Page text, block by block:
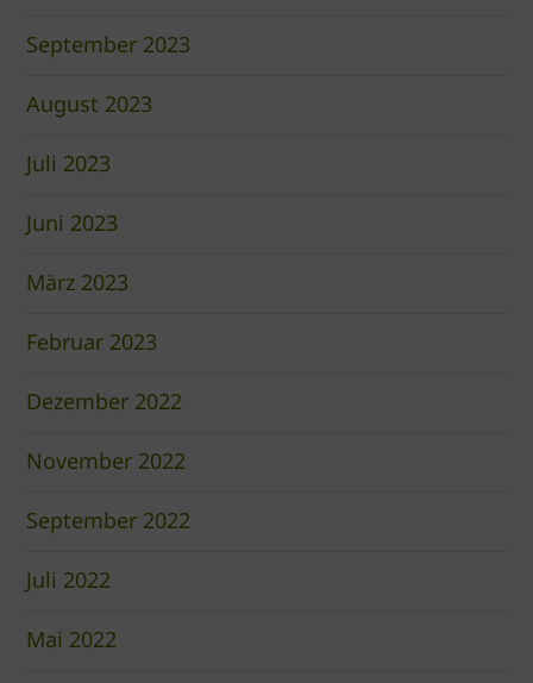
September 2023
August 2023
Juli 2023
Juni 2023
März 2023
Februar 2023
Dezember 2022
November 2022
September 2022
Juli 2022
Mai 2022